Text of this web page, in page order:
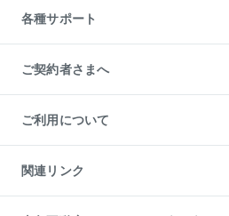
不動産用語集
不動産なんでもネット相談室
住まいの税金
投資用一棟レジデンスWELL
不動産小口投資
LEGACIA（レガシア）
不動産M&A
アセットマネジメント・出資
各種サポート
相続サポート
リフォームサポート
ご契約者さまへ
ご紹介・再契約特典
入居者様専用-各種ご案内（賃貸）
東急こすもす会「こすもすWeb」
ご利用について
金融商品取引について
東急リバブル ソーシャルメディアポリシー
ご意見・お問い合わせ（金融商品取引専
関連リンク